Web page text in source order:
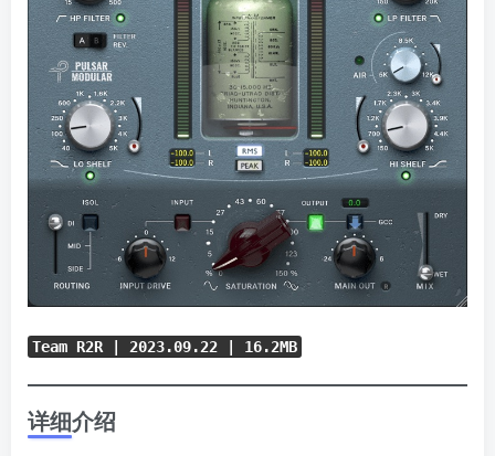
Team R2R | 2023.09.22 | 16.2MB
详细介绍